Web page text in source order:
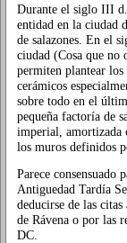
Durante el siglo III
entidad en la ciudad
de salazones. En el
ciudad (Cosa que no
permiten plantear los
cerámicos
sobre todo en el
pequeña factoría de
imperial, amortizada
los muros definidos
Parece consensuado
Antiguedad Tardía
deducirse de las
de Rávena o por las
DC.